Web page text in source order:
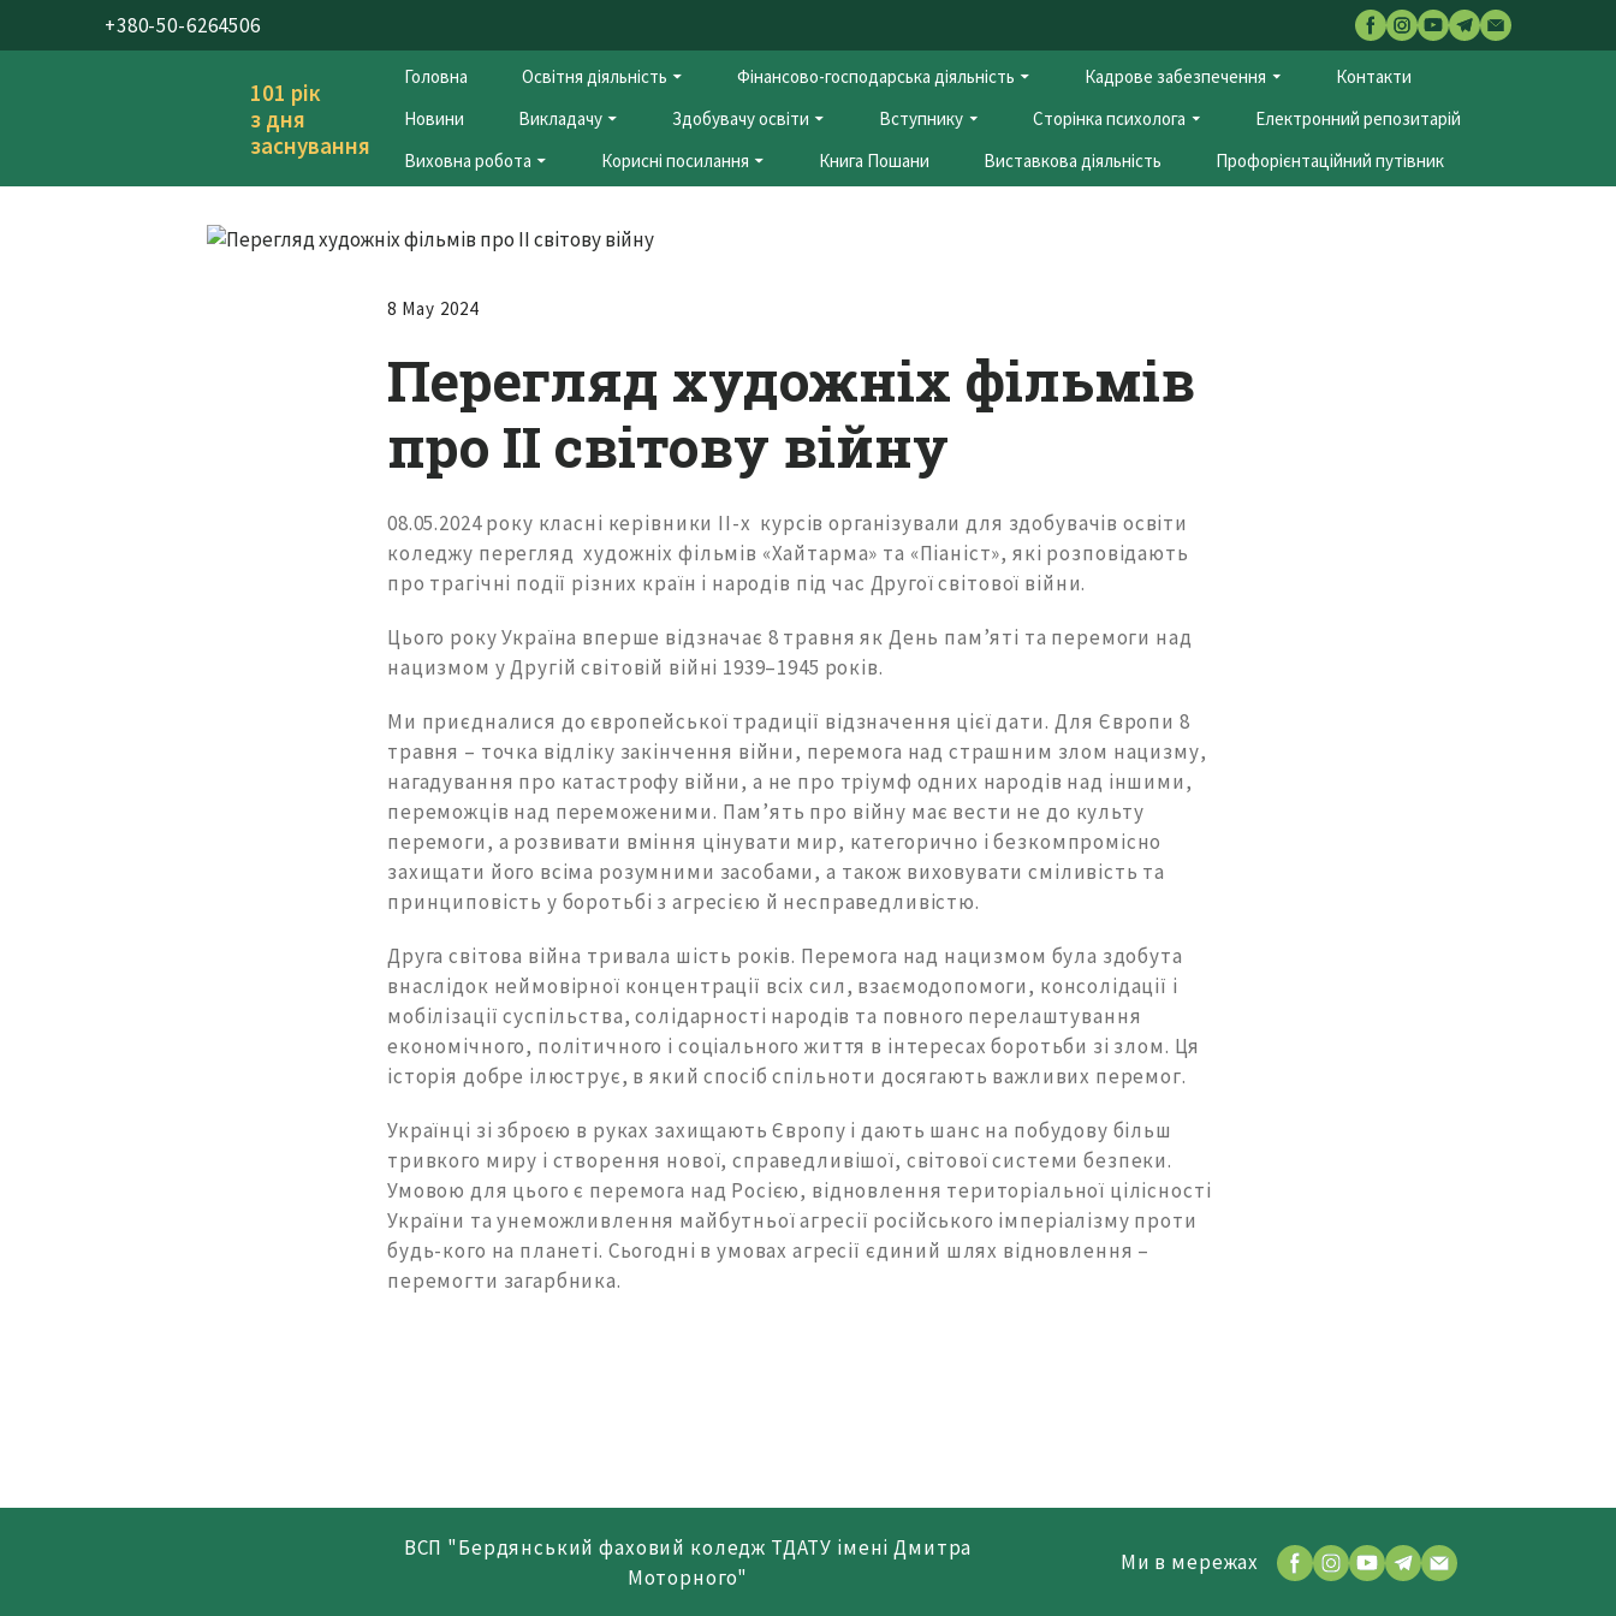
+380-50-6264506
101 рік
з дня
заснування
Головна Освітня діяльність Фінансово-господарська діяльність Кадрове забезпечення
Контакти
Новини
Викладачу Здобувачу освіти Вступнику Сторінка психолога
Електронний репозитарій
Виховна робота
Корисні посилання Книга Пошани Виставкова діяльність Профорієнтаційний путівник
8 May 2024
Перегляд художніх фільмів
про ІІ світову війну
08.05.2024 року класні керівники ІІ-х курсів організували для здобувачів освіти
коледжу перегляд художніх фільмів «Хайтарма» та «Піаніст», які розповідають
про трагічні події різних країн і народів під час Другої світової війни.
Цього року Україна вперше відзначає 8 травня як День пам’яті та перемоги над
нацизмом у Другій світовій війні 1939–1945 років.
Ми приєдналися до європейської традиції відзначення цієї дати. Для Європи 8
травня – точка відліку закінчення війни, перемога над страшним злом нацизму,
нагадування про катастрофу війни, а не про тріумф одних народів над іншими,
переможців над переможеними. Пам’ять про війну має вести не до культу
перемоги, а розвивати вміння цінувати мир, категорично і безкомпромісно
захищати його всіма розумними засобами, а також виховувати сміливість та
принциповість у боротьбі з агресією й несправедливістю.
Друга світова війна тривала шість років. Перемога над нацизмом була здобута
внаслідок неймовірної концентрації всіх сил, взаємодопомоги, консолідації і
мобілізації суспільства, солідарності народів та повного перелаштування
економічного, політичного і соціального життя в інтересах боротьби зі злом. Ця
історія добре ілюструє, в який спосіб спільноти досягають важливих перемог.
Українці зі зброєю в руках захищають Європу і дають шанс на побудову більш
тривкого миру і створення нової, справедливішої, світової системи безпеки.
Умовою для цього є перемога над Росією, відновлення територіальної цілісності
України та унеможливлення майбутньої агресії російського імперіалізму проти
будь-кого на планеті. Сьогодні в умовах агресії єдиний шлях відновлення –
перемогти загарбника.
ВСП "Бердянський фаховий коледж ТДАТУ імені Дмитра
Моторного"
Ми в мережах